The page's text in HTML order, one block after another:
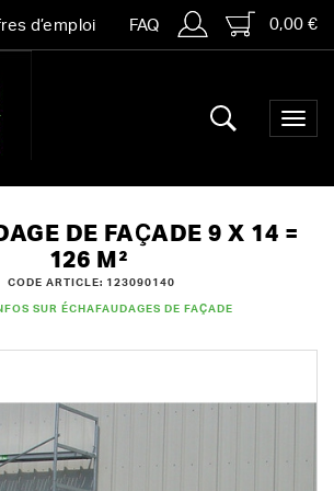
d’emploi FAQ 0,00 €
DE FAÇADE 9 X 14 =
126 M²
CODE ARTICLE: 123090140
SUR ÉCHAFAUDAGES DE FAÇADE